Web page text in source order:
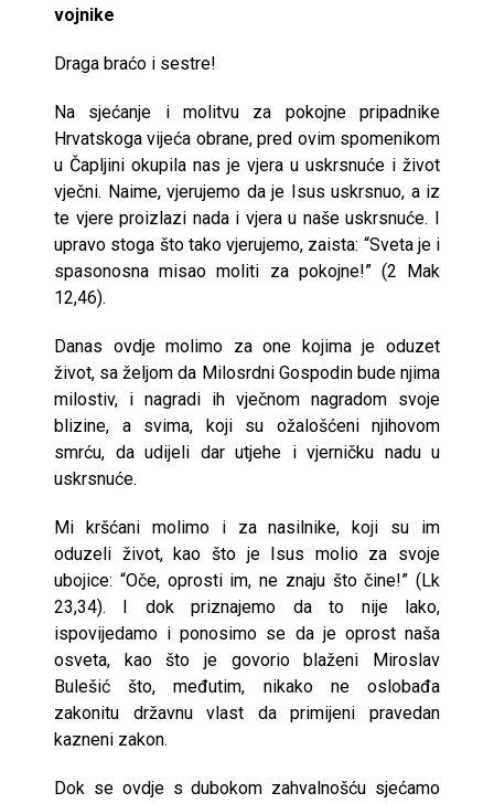
vojnike
Draga braćo i sestre!
Na sjećanje i molitvu za pokojne pripadnike
Hrvatskoga vijeća obrane, pred ovim spomenikom
u Čapljini okupila nas je vjera u uskrsnuće i život
vječni. Naime, vjerujemo da je Isus uskrsnuo, a iz
te vjere proizlazi nada i vjera u naše uskrsnuće. I
upravo stoga što tako vjerujemo, zaista: “Sveta je i
spasonosna misao moliti za pokojne!” (2 Mak
12,46).
Danas ovdje molimo za one kojima je oduzet
život, sa željom da Milosrdni Gospodin bude njima
milostiv, i nagradi ih vječnom nagradom svoje
blizine, a svima, koji su ožalošćeni njihovom
smrću, da udijeli dar utjehe i vjerničku nadu u
uskrsnuće.
Mi kršćani molimo i za nasilnike, koji su im
oduzeli život, kao što je Isus molio za svoje
ubojice: “Oče, oprosti im, ne znaju što čine!” (Lk
23,34). I dok priznajemo da to nije lako,
ispovijedamo i ponosimo se da je oprost naša
osveta, kao što je govorio blaženi Miroslav
Bulešić što, međutim, nikako ne oslobađa
zakonitu državnu vlast da primijeni pravedan
kazneni zakon.
Dok se ovdje s dubokom zahvalnošću sjećamo